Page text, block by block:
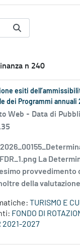
n 240
esiti
dei Programmi annuali
Web - Data di
La
provvedimento
della
TURISMO E
FONDO DI
2021-2027